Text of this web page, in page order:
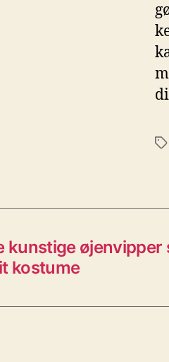
kunstige øjenvipper
kostume